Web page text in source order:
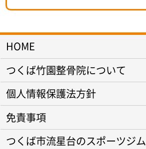
HOME
つくば竹園整骨院について
個人情報保護法方針
免責事項
つくば市流星台のスポーツジム